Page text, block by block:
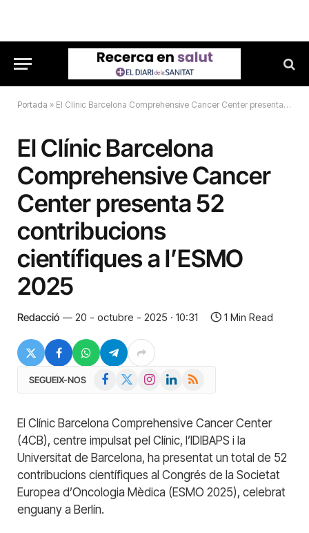
Portada » El Clínic Barcelona Comprehensive Cancer Center presenta 52 contribucions científiques a l’ESMO 2025
El Clínic Barcelona
Comprehensive Cancer
Center presenta 52
contribucions
científiques a l’ESMO
2025
Redacció 20 - octubre - 2025 · 10:31 1 Min Read
SEGUEIX-NOS Facebook InstagramLinkedIn
RSS
El Clínic Barcelona Comprehensive Cancer Center
(4CB), centre impulsat pel Clínic, l’IDIBAPS i la
Universitat de Barcelona, ha presentat un total de 52
contribucions científiques al Congrés de la Societat
Europea d’Oncologia Mèdica (ESMO 2025), celebrat
enguany a Berlín.